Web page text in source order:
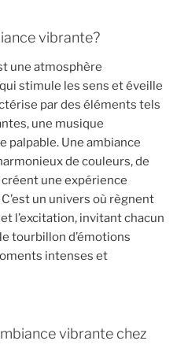
vibrante?
une atmosphère
stimule les sens et éveille
par des éléments tels
une musique
palpable. Une ambiance
de couleurs, de
une expérience
un univers où règnent
l’excitation, invitant chacun
tourbillon d’émotions
intenses et
vibrante chez